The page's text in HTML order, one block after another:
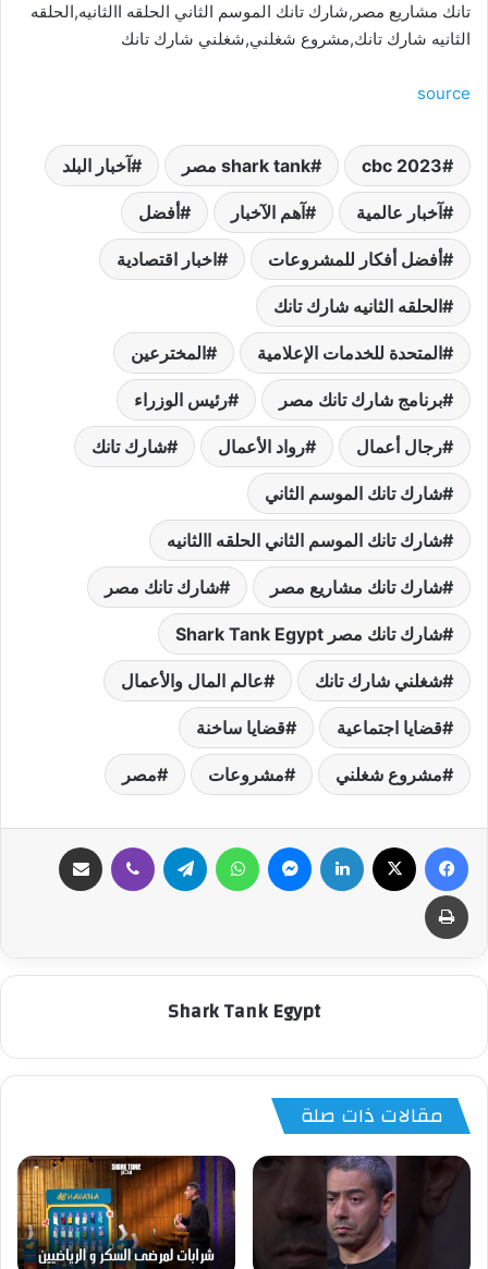
تانك مشاريع مصر,شارك تانك الموسم الثاني الحلقه االثانيه,الحلقه
الثانيه شارك تانك,مشروع شغلني,شغلني شارك تانك
source
cbc 2023 shark tank مصر آخبار البلد
آخبار عالمية آهم الآخبار أفضل
أفضل أفكار للمشروعات اخبار اقتصادية
الحلقه الثانيه شارك تانك
المتحدة للخدمات الإعلامية المخترعين
برنامج شارك تانك مصر رئيس الوزراء
رجال أعمال رواد الأعمال شارك تانك
شارك تانك الموسم الثاني
شارك تانك الموسم الثاني الحلقه االثانيه
شارك تانك مشاريع مصر شارك تانك مصر
شارك تانك مصر Shark Tank Egypt
شغلني شارك تانك عالم المال والأعمال
قضايا اجتماعية قضايا ساخنة
مشروع شغلني مشروعات مصر
فيسبوك لينكدإن ماسنجر واتساب تيلقرام ڤايبر
طباعة
Shark Tank Egypt
مقالات ذات صلة